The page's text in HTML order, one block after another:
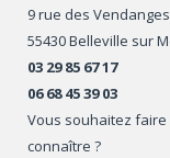
9 rue des Vendanges
55430 Belleville sur
03 29 85 67 17
06 68 45 39 03
Vous souhaitez
connaître ?